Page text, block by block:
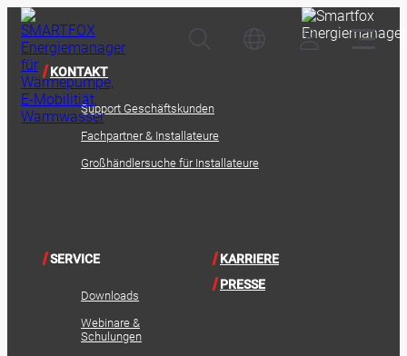
KONTAKT
Support Geschäftskunden
Fachpartner & Installateure
Großhändlersuche für Installateure
SERVICE
Downloads
Webinare &
Schulungen
KARRIERE
PRESSE